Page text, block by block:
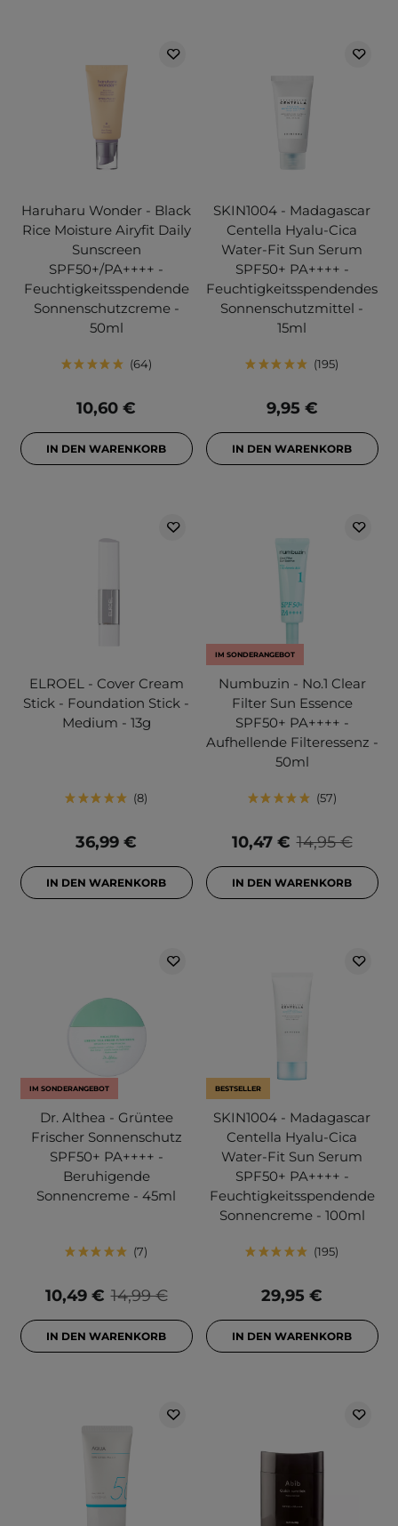
Haruharu Wonder - Black
Rice Moisture Airyfit Daily
Sunscreen
SPF50+/PA++++ -
Feuchtigkeitsspendende
Sonnenschutzcreme -
50ml
64
10,60 €
IN DEN WARENKORB
SKIN1004 - Madagascar
Centella Hyalu-Cica
Water-Fit Sun Serum
SPF50+ PA++++ -
Feuchtigkeitsspendendes
Sonnenschutzmittel -
15ml
195
9,95 €
IN DEN WARENKORB
ELROEL - Cover Cream
Stick - Foundation Stick -
Medium - 13g
8
36,99 €
IN DEN WARENKORB
IM SONDERANGEBOT
Numbuzin - No.1 Clear
Filter Sun Essence
SPF50+ PA++++ -
Aufhellende Filteressenz -
50ml
57
14,95 €
10,47 €
IN DEN WARENKORB
IM SONDERANGEBOT
Dr. Althea - Grüntee
Frischer Sonnenschutz
SPF50+ PA++++ -
Beruhigende
Sonnencreme - 45ml
7
14,99 €
10,49 €
IN DEN WARENKORB
BESTSELLER
SKIN1004 - Madagascar
Centella Hyalu-Cica
Water-Fit Sun Serum
SPF50+ PA++++ -
Feuchtigkeitsspendende
Sonnencreme - 100ml
195
29,95 €
IN DEN WARENKORB